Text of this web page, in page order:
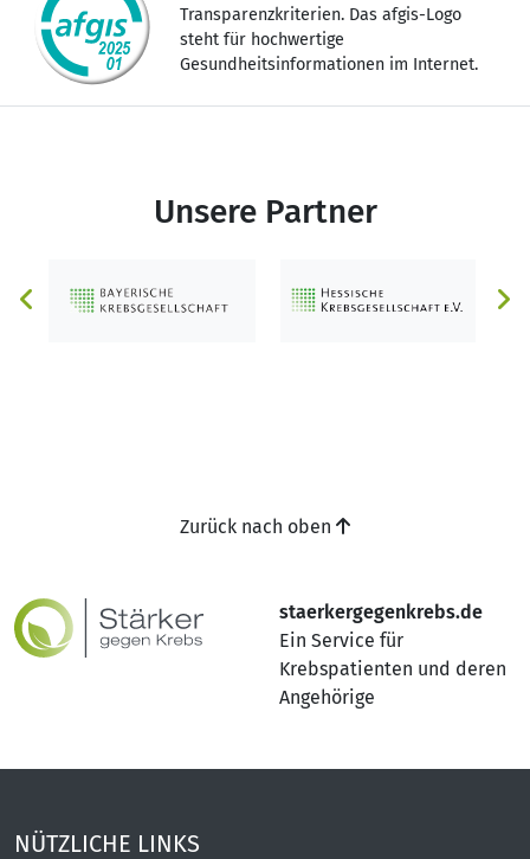
Transparenzkriterien. Das afgis-Logo
steht für hochwertige
Gesundheitsinformationen im Internet.
Unsere Partner
staerkergegenkrebs.de
Ein Service für
Krebspatienten und deren
Angehörige
Zurück nach oben
NÜTZLICHE LINKS